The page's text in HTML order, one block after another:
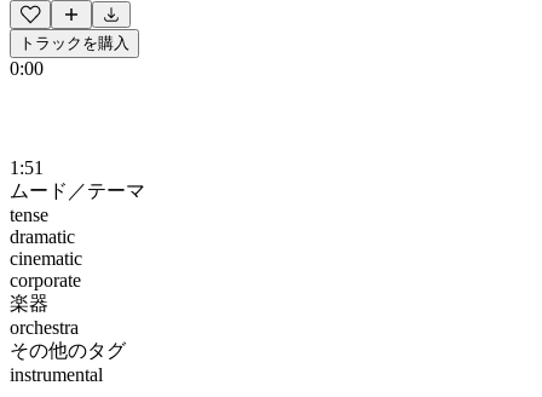
トラックを購入
0:00
1:51
ムード／テーマ
tense
dramatic
cinematic
corporate
楽器
orchestra
その他のタグ
instrumental